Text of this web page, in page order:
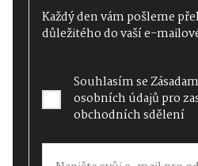
Každý den vám pošleme
důležitého do vaší e-
Souhlasím se
osobních údajůpro
obchodních sdělení